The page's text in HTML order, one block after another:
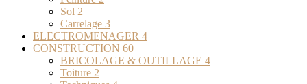
Sol 2
Carrelage 3
ELECTROMENAGER 4
CONSTRUCTION 60
BRICOLAGE & OUTILLAGE 4
Toiture 2